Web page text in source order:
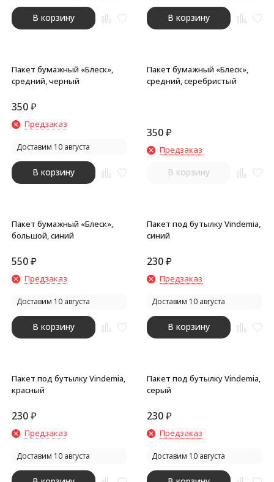
В корзину В корзину
Пакет бумажный «Блеск»,
средний, черный
350₽
Предзаказ
Доставим 10 августа
В корзину
Пакет бумажный «Блеск»,
средний, серебристый
350₽
Предзаказ
В корзину
Пакет бумажный «Блеск»,
большой, синий
550₽
Предзаказ
Доставим 10 августа
В корзину
Пакет под бутылку Vindemia,
синий
230₽
Предзаказ
Доставим 10 августа
В корзину
Пакет под бутылку Vindemia,
красный
230₽
Предзаказ
Доставим 10 августа
Пакет под бутылку Vindemia,
серый
230₽
Предзаказ
Доставим 10 августа